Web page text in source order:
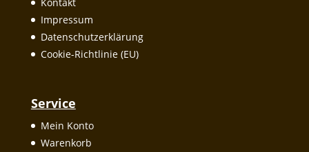
Kontakt
Impressum
Datenschutzerklärung
Cookie-Richtlinie (EU)
Service
Mein Konto
Warenkorb